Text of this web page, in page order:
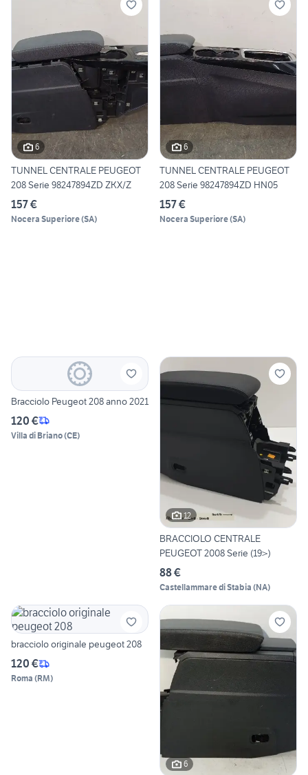
6
TUNNEL CENTRALE PEUGEOT
208 Serie 98247894ZD ZKX/Z
157 €
Nocera Superiore(SA)
6
TUNNEL CENTRALE PEUGEOT
208 Serie 98247894ZD HN05
157 €
Nocera Superiore(SA)
Bracciolo Peugeot 208 anno 2021
120 €
Villa di Briano(CE)
12
BRACCIOLO CENTRALE
PEUGEOT 2008 Serie (19>)
88 €
Castellammare di Stabia (NA)
bracciolo originale peugeot 208
120 €
Roma (RM)
6